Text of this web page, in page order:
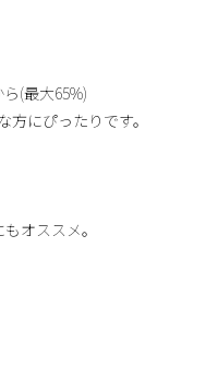
(最大65%)
にぴったりです。
オススメ。